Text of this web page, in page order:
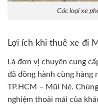
Các loại xe
Lợi ích khi thuê xe đi
Là đơn vị chuyên cung
đã đồng hành cùng hàng
TP.HCM – Mũi Né.
nghiệm thoải mái của